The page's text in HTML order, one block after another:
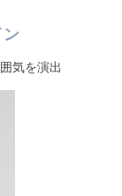
気を演出